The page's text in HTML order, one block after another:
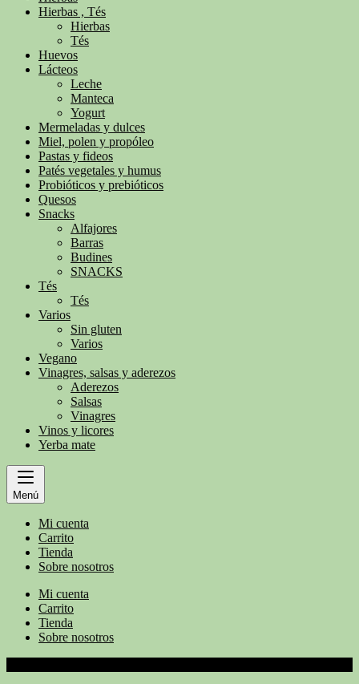
Hierbas , Tés
Hierbas
Tés
Huevos
Lácteos
Leche
Manteca
Yogurt
Mermeladas y dulces
Miel, polen y propóleo
Pastas y fideos
Patés vegetales y humus
Probióticos y prebióticos
Quesos
Snacks
Alfajores
Barras
Budines
SNACKS
Tés
Tés
Varios
Sin gluten
Varios
Vegano
Vinagres, salsas y aderezos
Aderezos
Salsas
Vinagres
Vinos y licores
Yerba mate
Menú
Mi cuenta
Carrito
Tienda
Sobre nosotros
Mi cuenta
Carrito
Tienda
Sobre nosotros